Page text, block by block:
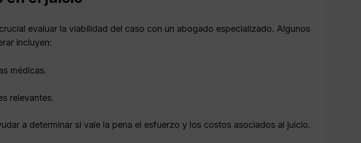
evaluar la viabilidad del caso con un abogado especializado. Algunos
incluyen:
médicas.
relevantes.
a determinar si vale la pena el esfuerzo y los costos asociados al juicio.